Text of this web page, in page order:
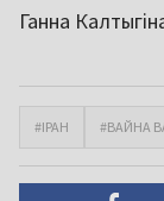
Ганна
#ІРАН #ВАЙНА